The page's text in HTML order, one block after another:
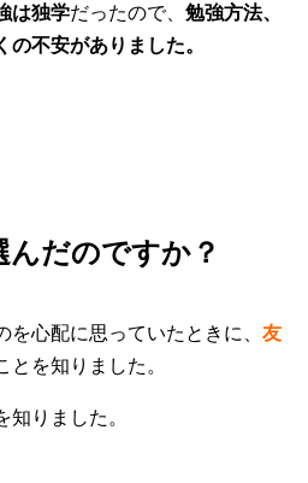
は独学だったので、 勉強方法、
不安がありました。
だのですか？
心配に思っていたときに、 友
とを知りました。
りました。